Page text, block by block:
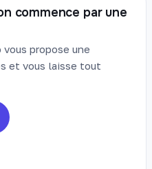
commence par une
propose une
et vous laisse tout